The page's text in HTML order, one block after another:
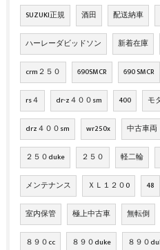
SUZUKI正規 酒田 配送納車
ハーレーダビッドソン 新着在庫
crm２５０ 690SMCR 690 SMCR
rs４ dr-z４００sm 400 モ
drz４００sm wr250x 中古車両
２５０duke ２５０ 軽二輪
メンテナンス ＸＬ１２０0 48
室内保管 極上中古車 無転倒
８９０cc ８９０duke ８９０